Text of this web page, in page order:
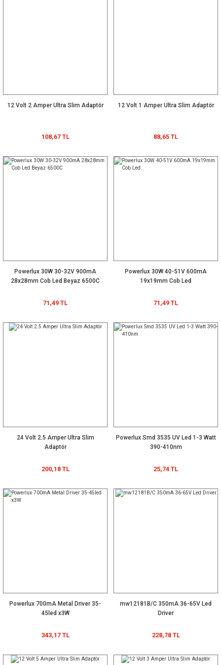
12 Volt 2 Amper Ultra Slim Adaptör
108,67 TL
12 Volt 1 Amper Ultra Slim Adaptör
88,65 TL
Powerlux 30W 30-32V 900mA
28x28mm Cob Led Beyaz 6500C
71,49 TL
Powerlux 30W 40-51V 600mA
19x19mm Cob Led
71,49 TL
24 Volt 2.5 Amper Ultra Slim
Adaptör
200,18 TL
Powerlux Smd 3535 UV Led 1-3 Watt
390-410nm
25,74 TL
Powerlux 700mA Metal Driver 35-
45led x3W
343,17 TL
mw12181B/C 350mA 36-65V Led
Driver
228,78 TL